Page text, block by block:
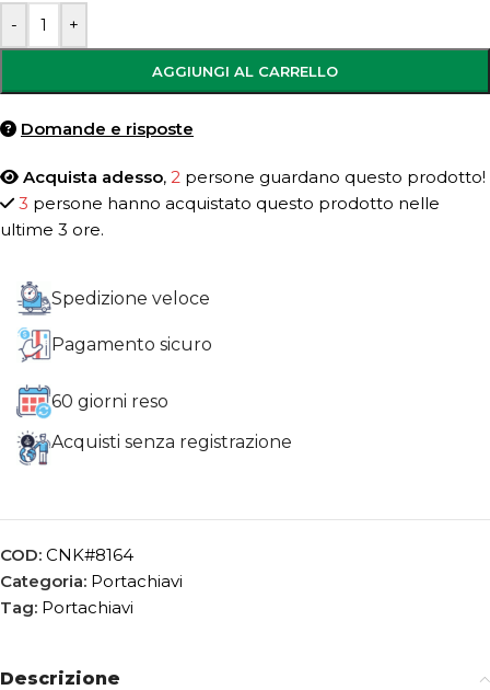
- +
AGGIUNGI AL CARRELLO
Domande e risposte
Acquista adesso, 2 persone guardano questo prodotto!
3 persone hanno acquistato questo prodotto nelle
ultime 3 ore.
Spedizione veloce
Pagamento sicuro
60 giorni reso
Acquisti senza registrazione
COD: CNK#8164
Categoria: Portachiavi
Tag: Portachiavi
Descrizione